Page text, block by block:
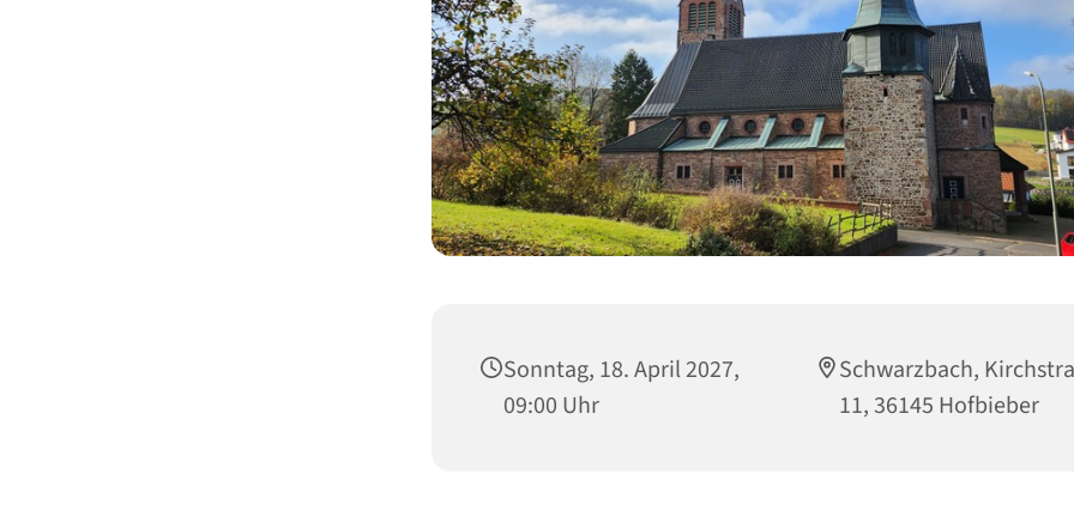
Sonntag, 18. April 2027,
09:00 Uhr
Schwarzbach,
11, 36145 Hofbieber